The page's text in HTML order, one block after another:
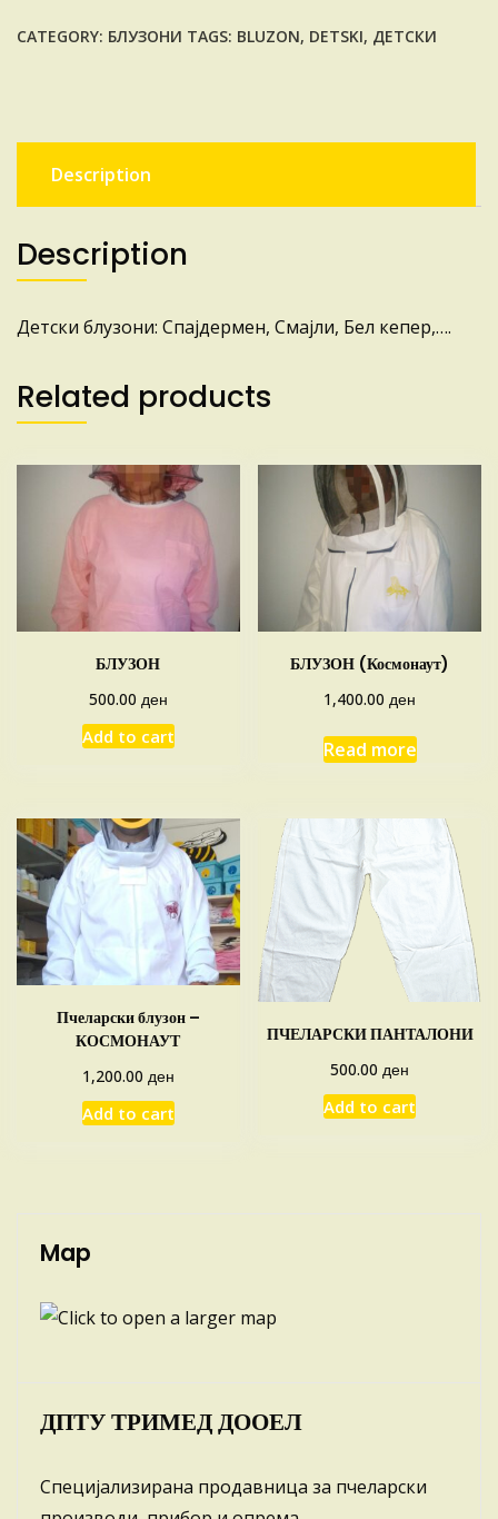
CATEGORY: БЛУЗОНИ TAGS: BLUZON, DETSKI, ДЕТСКИ
Description
Description
Детски блузони: Спајдермен, Смајли, Бел кепер,….
Related products
БЛУЗОН
500.00 ден
Add to cart
БЛУЗОН (Космонаут)
1,400.00ден
Read more
Пчеларски блузон –
КОСМОНАУТ
1,200.00 ден
Add to cart
ПЧЕЛАРСКИ ПАНТАЛОНИ
500.00ден
Add to cart
Map
ДПТУ ТРИМЕД ДООЕЛ
Специјализирана продавница за пчеларски